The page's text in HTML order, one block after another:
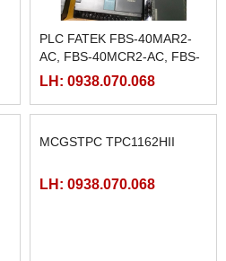
PLC FATEK FBS-40MAR2-
AC, FBS-40MCR2-AC, FBS-
40MCRT-AC, FBS-40MART-
LH: 0938.070.068